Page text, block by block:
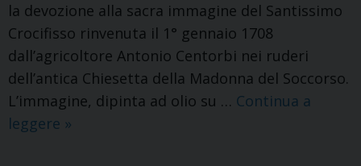
la devozione alla sacra immagine del Santissimo
Crocifisso rinvenuta il 1° gennaio 1708
dall’agricoltore Antonio Centorbi nei ruderi
dell’antica Chiesetta della Madonna del Soccorso.
L’immagine, dipinta ad olio su … Continua a
leggere Si
»